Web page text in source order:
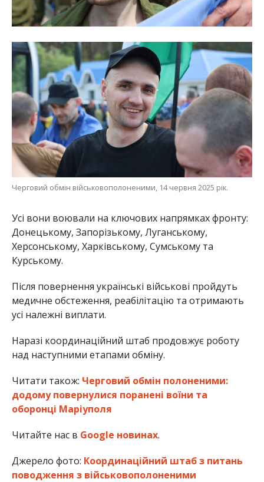
Черговий обмін військовополоненими, 14 червня 2025 рік.
Усі вони воювали на ключових напрямках фронту:
Донецькому, Запорізькому, Луганському,
Херсонському, Харківському, Сумському та
Курському.
Після повернення українські військові пройдуть
медичне обстеження, реабілітацію та отримають
усі належні виплати.
Наразі координаційний штаб продовжує роботу
над наступними етапами обміну.
Читати також: Черговий обмін полоненими:
додому повернулися поранені воїни та
оборонці Маріуполя
Читайте нас в Google новинах.
Джерело фото: Координаційний штаб з питань
поводження з військовополоненими